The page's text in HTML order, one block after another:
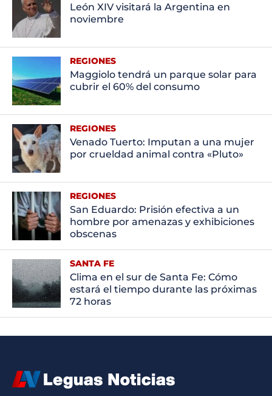
León XIV visitará la Argentina en
noviembre
REGIONES
Maggiolo tendrá un parque solar para
cubrir el 60% del consumo
REGIONES
Venado Tuerto: Imputan a una mujer
por crueldad animal contra «Pluto»
REGIONES
San Eduardo: Prisión efectiva a un
hombre por amenazas y exhibiciones
obscenas
SANTA FE
Clima en el sur de Santa Fe: Cómo
estará el tiempo durante las próximas
72 horas